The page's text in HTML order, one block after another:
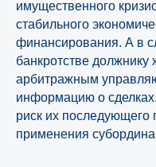
имущественного
стабильного
финансирования. А в
банкротстве должнику
арбитражным
информацию о
риск их последующего
применения
Узнайте, какое
подойдёт
вашего бизнеса